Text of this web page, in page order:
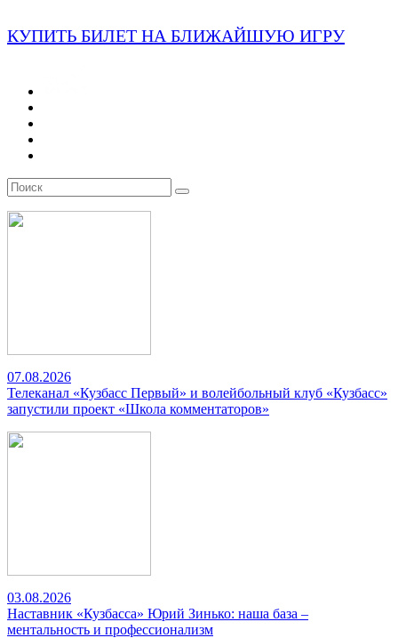
КУПИТЬ БИЛЕТ НА БЛИЖАЙШУЮ ИГРУ
07.08.2026
Телеканал «Кузбасс Первый» и волейбольный клуб «Кузбасс»
запустили проект «Школа комментаторов»
03.08.2026
Наставник «Кузбасса» Юрий Зинько: наша база –
ментальность и профессионализм